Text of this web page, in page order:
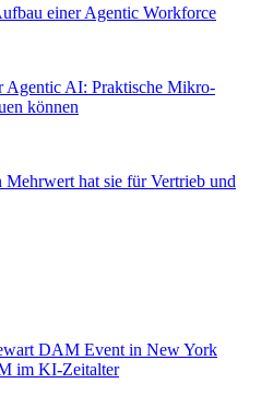
einer Agentic Workforce
AI: Praktische Mikro-
können
hat sie für Vertrieb und
DAM Event in New York
im KI-Zeitalter